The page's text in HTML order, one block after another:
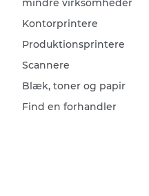
mindre virksomheder
Kontorprintere
Produktionsprintere
Scannere
Blæk, toner og papir
Find en forhandler